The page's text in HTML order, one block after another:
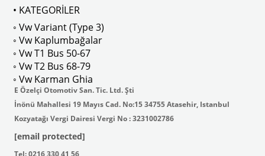
isteyenler için tercih edilir.
• KATEGORİLER
◦ Vw Variant (Type 3)
◦ Vw Kaplumbağalar
◦ Vw T1 Bus 50-67
◦ Vw T2 Bus 68-79
◦ Vw Karman Ghia
E Özelçi Otomotiv San. Tic. Ltd. Şti
İnönü Mahallesi 19 Mayıs Cad. No:15 34755 Atasehir, Istanbul
Kozyatağı Vergi Dairesi Vergi No : 3231002786
[email protected]
Tel: 0216 330 41 56